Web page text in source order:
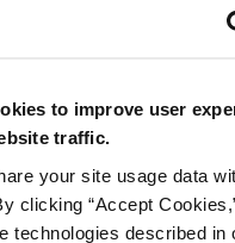
to improve user
traffic.
your site usage data
clicking “Accept
technologies described in